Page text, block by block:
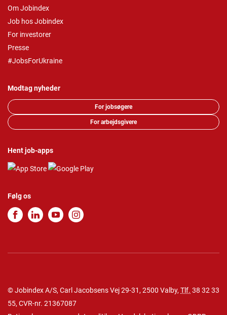
Om Jobindex
Job hos Jobindex
For investorer
Presse
#JobsForUkraine
Modtag nyheder
For jobsøgere
For arbejdsgivere
Hent job-apps
Følg os
© Jobindex A/S, Carl Jacobsens Vej 29-31, 2500 Valby, Tlf. 38 32 33
55, CVR-nr. 21367087